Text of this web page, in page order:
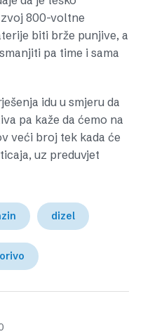
800-voltne
biti brže punjive, a
pa time i sama
idu u smjeru da
pa kaže da ćemo na
veći broj tek kada će
uz preduvjet
dizel